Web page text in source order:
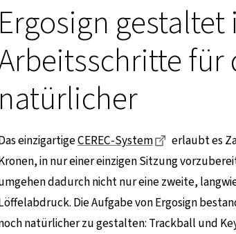
Ergosign gestaltet
für
natürlicher
einzigartigeCEREC-System Dieser Link
erlaubt es
in nur einer einzigen Sitzung
dadurch nicht nur eine zweite,
Die Aufgabe von Ergosign
natürlicher zu gestalten: Trackball und